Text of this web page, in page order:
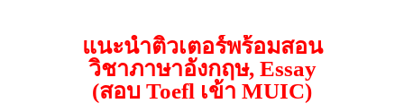
แนะนำติวเตอร์พร้อมสอน
วิชาภาษาอังกฤษ, Essay
(สอบ Toefl เข้า MUIC)